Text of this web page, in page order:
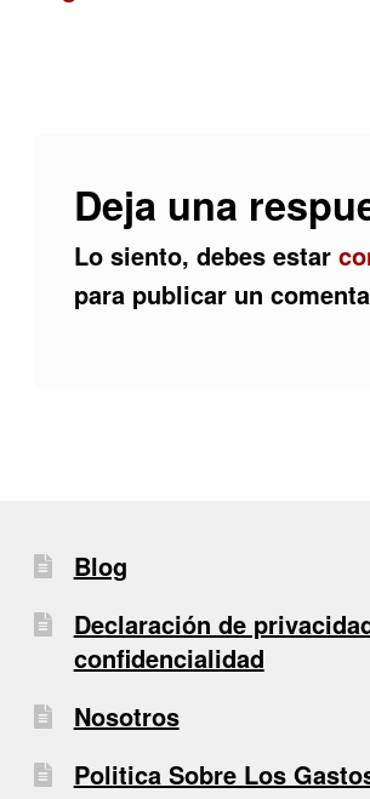
Deja una
Lo siento, debes estar
para publicar un
Blog
Declaración de
confidencialidad
Nosotros
Politica Sobre Los